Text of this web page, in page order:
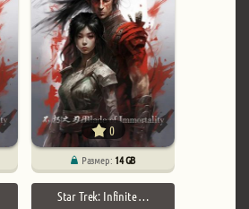
0
Размер: 14 GB
Star Trek: Infinite …